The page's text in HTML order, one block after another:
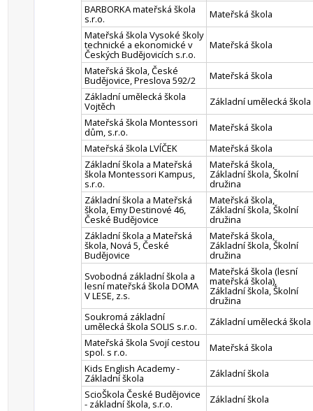
BARBORKA mateřská škola
s.r.o.
Mateřská škola
Mateřská škola Vysoké školy
technické a ekonomické v
Českých Budějovicích s.r.o.
Mateřská škola
Mateřská škola, České
Budějovice, Preslova 592/2
Mateřská škola
Základní umělecká škola
Vojtěch
Základní umělecká škola
Mateřská škola Montessori
dům, s.r.o.
Mateřská škola
Mateřská škola LVÍČEK
Mateřská škola
Základní škola a Mateřská
škola Montessori Kampus,
s.r.o.
Mateřská škola,
Základní škola, Školní
družina
Základní škola a Mateřská
škola, Emy Destinové 46,
České Budějovice
Mateřská škola,
Základní škola, Školní
družina
Základní škola a Mateřská
škola, Nová 5, České
Budějovice
Mateřská škola,
Základní škola, Školní
družina
Svobodná základní škola a
lesní mateřská škola DOMA
V LESE, z.s.
Mateřská škola (lesní
mateřská škola),
Základní škola, Školní
družina
Soukromá základní
umělecká škola SOLIS s.r.o.
Základní umělecká škola
Mateřská škola Svojí cestou
spol. s r.o.
Mateřská škola
Kids English Academy -
Základní škola
Základní škola
ScioŠkola České Budějovice
- základní škola, s.r.o. Základní škola